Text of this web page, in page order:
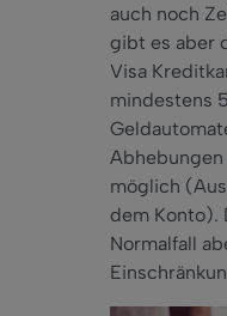
auch noch
gibt es aber
Visa
mindestens
möglich
dem Konto).
Normalfall